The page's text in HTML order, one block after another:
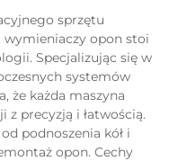
sprzętu
opon stoi
Specjalizując się w
systemów
że każda maszyna
z precyzją i łatwością.
podnoszenia kół i
opon. Cechy